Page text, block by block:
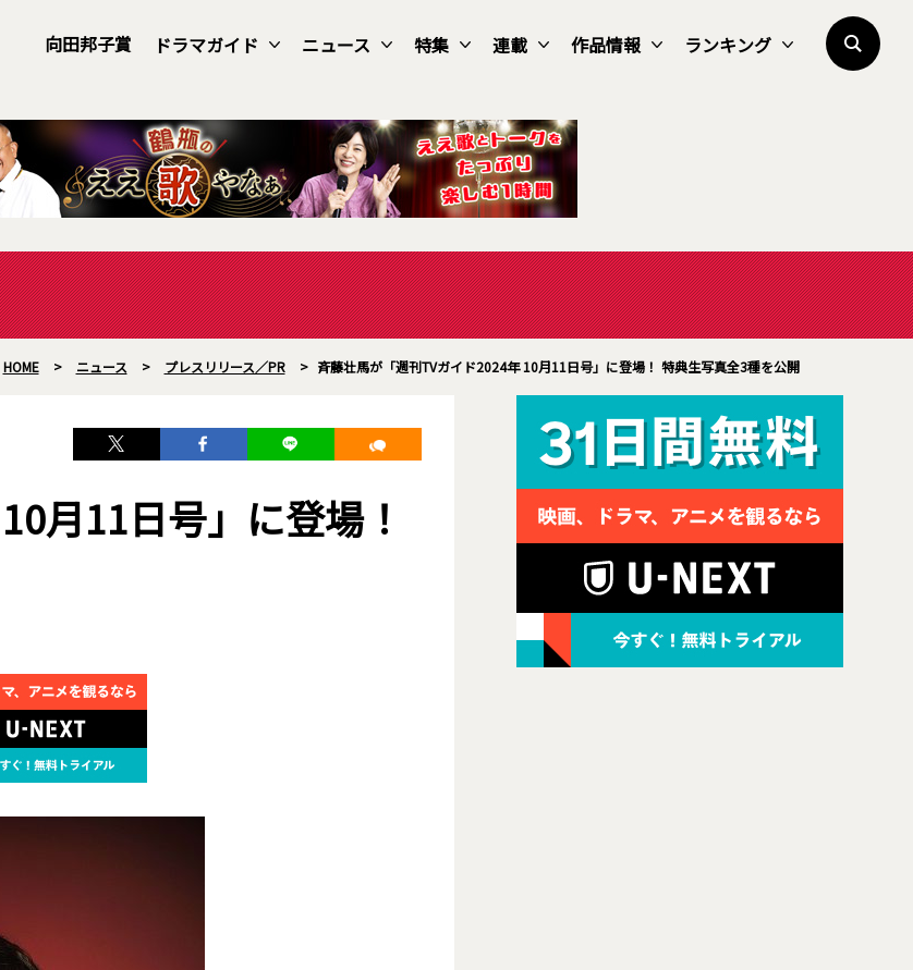
向田邦子賞 ドラマガイド ニュース 特集 連載 作品情報 ランキング
HOME > ニュース > プレスリリース／PR > 斉藤壮馬が「週刊TVガイド2024年 10月11日号」に登場！ 特典生写真全3種を公開
月11日号」に登場！